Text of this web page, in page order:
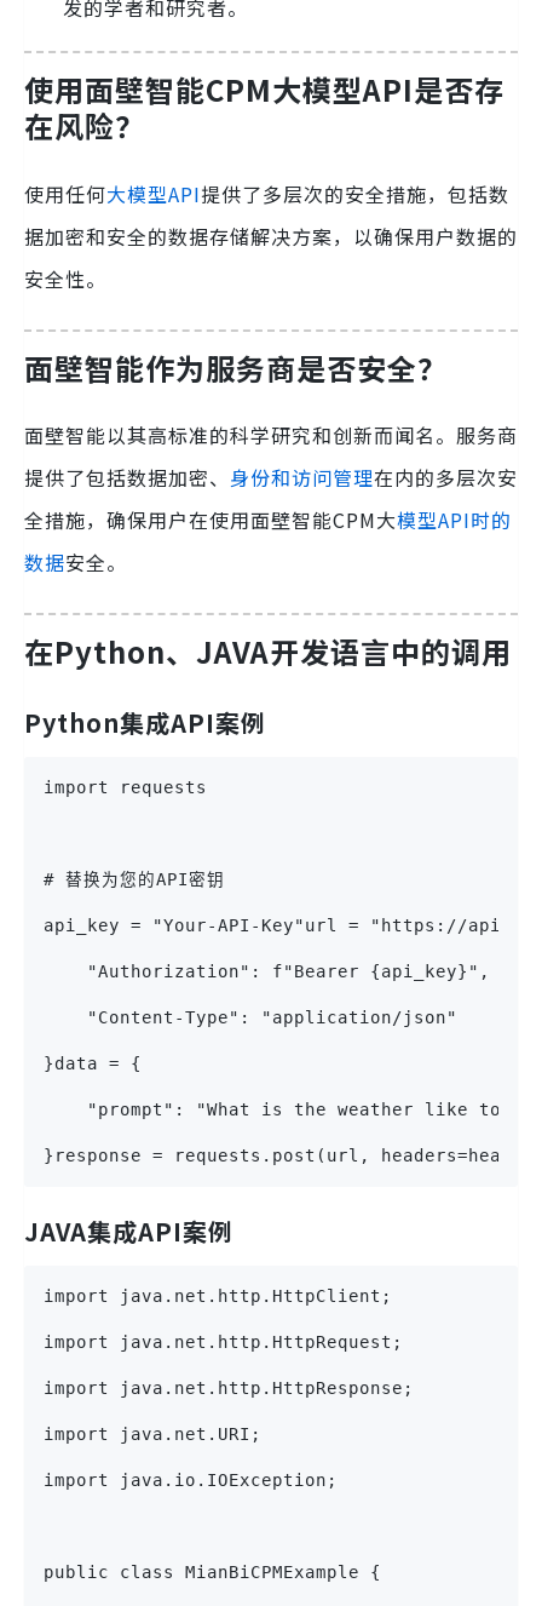
发的学者和研究者。
使用面壁智能CPM大模型API是否存
在风险？
使用任何大模型API提供了多层次的安全措施，包括数
据加密和安全的数据存储解决方案，以确保用户数据的
安全性。
面壁智能作为服务商是否安全？
面壁智能以其高标准的科学研究和创新而闻名。服务商
提供了包括数据加密、 身份和访问管理在内的多层次安
全措施，确保用户在使用面壁智能CPM大模型API时的
数据安全。
在Python、JAVA开发语言中的调用
Python集成API案例
import requests
# 替换为您的API密钥
api_key = "Your-API-Key"url = "https://
    "Authorization": f"Bearer {api_key}",
    "Content-Type": "application/json"
}data = {
"prompt": "What is the weather like
}response = requests.post(url,
JAVA集成API案例
import java.net.http.HttpClient;
import java.net.http.HttpRequest;
import java.net.http.HttpResponse;
import java.net.URI;
import java.io.IOException;
public class MianBiCPMExample {